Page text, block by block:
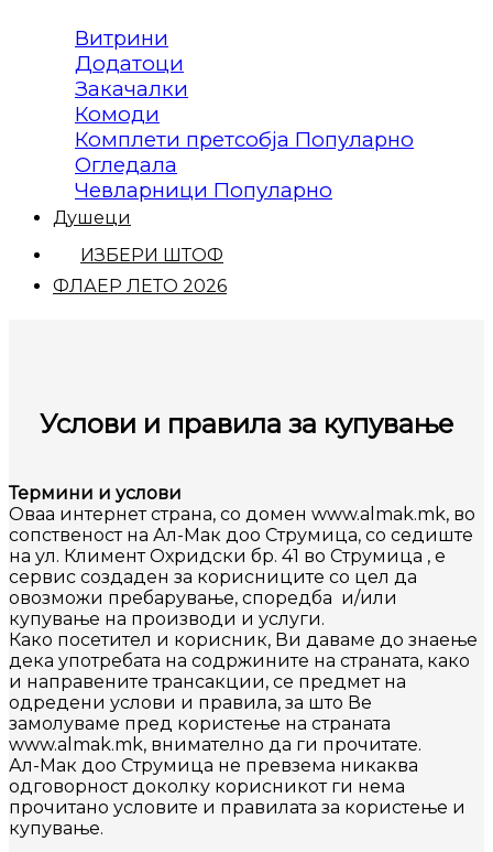
Витрини
Додатоци
Закачалки
Комоди
Комплети претсобја
Огледала
Чевларници
Душеци
ИЗБЕРИ ШТОФ
ФЛАЕР ЛЕТО 2026
Услови и правила за купување
Термини и услови
Оваа интернет страна, со домен www.almak.mk, во
сопственост на Ал-Мак доо Струмица, со седиште
на ул. Климент Охридски бр. 41 во Струмица , е
сервис создаден за корисниците со цел да
овозможи пребарување, споредба и/или
купување на производи и услуги.
Како посетител и корисник, Ви даваме до знаење
дека употребата на содржините на страната, како
и направените трансакции, се предмет на
одредени услови и правила, за што Ве
замолуваме пред користење на страната
www.almak.mk, внимателно да ги прочитате.
Ал-Мак доо Струмица не превзема никаква
одговорност доколку корисникот ги нема
прочитано условите и правилата за користење и
купување.